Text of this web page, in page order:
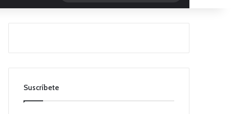
Suscríbete